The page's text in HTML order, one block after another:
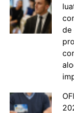
de